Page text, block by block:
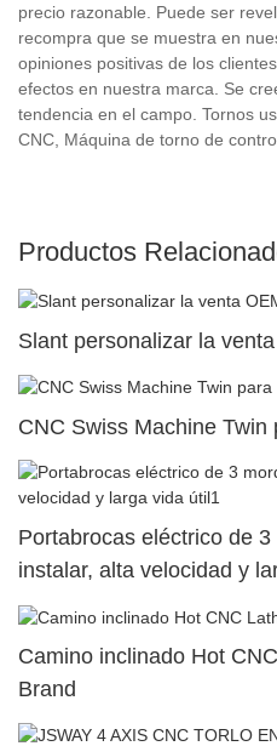
precio razonable. Puede ser
recompra que se muestra en
opiniones positivas de los
efectos en nuestra marca. Se
tendencia en el campo. Tornos
CNC, Máquina de torno de
Productos
Slant personalizar la
CNC Swiss Machine Twin
Portabrocas eléctrico de
instalar, alta velocidad y
Camino inclinado Hot
Brand